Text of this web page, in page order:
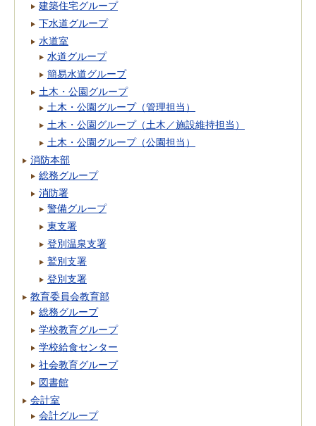
建築住宅グループ
下水道グループ
水道室
水道グループ
簡易水道グループ
土木・公園グループ
土木・公園グループ（管理担当）
土木・公園グループ（土木／施設維持担当）
土木・公園グループ（公園担当）
消防本部
総務グループ
消防署
警備グループ
東支署
登別温泉支署
鷲別支署
登別支署
教育委員会教育部
総務グループ
学校教育グループ
学校給食センター
社会教育グループ
図書館
会計室
会計グループ